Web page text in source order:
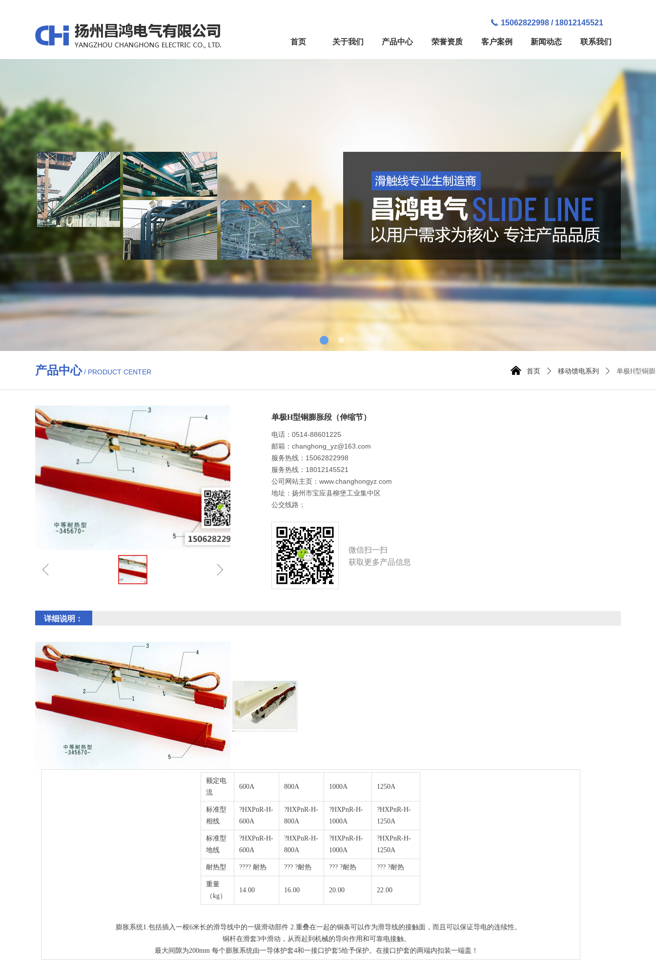
首页 关于我们 产品中心 荣誉资质 客户案例 新闻动态 联系我们
15062822998 / 18012145521
首页 ꄲ 移动馈电系列 ꄲ 单极H型铜
单极H型铜膨胀段（伸缩节）
额定电
流
600A 800A 1000A 1250A
标准型
相线
?HXPnR-H-
600A
?HXPnR-H-
800A
?HXPnR-H-
1000A
?HXPnR-H-
1250A
标准型
地线
?HXPnR-H-
600A
?HXPnR-H-
800A
?HXPnR-H-
1000A
?HXPnR-H-
1250A
耐热型 ???? 耐热 ??? ?耐热 ??? ?耐热 ??? ?耐热
重量
（kg）
14.00 16.00 20.00 22.00
膨胀系统1.包括插入一根6米长的滑导线中的一级滑动部件 2.重叠在一起的铜条可以作为滑导线的接触面，而且可以保证导电的连续性。
铜杆在滑套3中滑动，从而起到机械的导向作用和可靠电接触。
最大间隙为200mm 每个膨胀系统由一导体护套4和一接口护套5给予保护。在接口护套的两端内扣装一端盖！
ꁆ ꁇ
产品中心/ PRODUCT CENTER 낀
电话：0514-88601225
邮箱：changhong_yz@163.com
服务热线：15062822998
服务热线：18012145521
公司网站主页：www.changhongyz.com
地址：扬州市宝应县柳堡工业集中区
公交线路：
微信扫一扫
获取更多产品信息
详细说明：